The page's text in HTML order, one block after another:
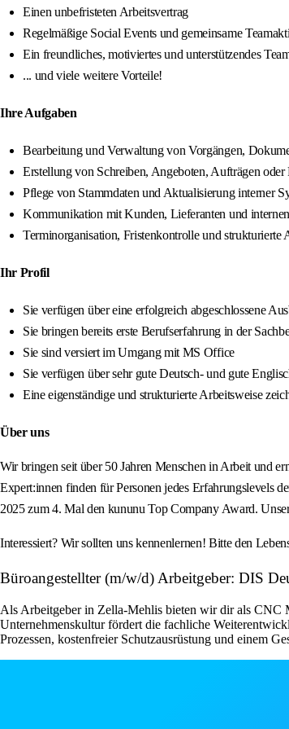
Einen unbefristeten Arbeitsvertrag
Regelmäßige Social Events und gemeinsame
Ein freundliches, motiviertes und unterstützendes
... und viele weitere Vorteile!
Ihre Aufgaben
Bearbeitung und Verwaltung von Vorgängen,
Erstellung von Schreiben, Angeboten, Aufträgen oder
Pflege von Stammdaten und Aktualisierung interner
Kommunikation mit Kunden, Lieferanten und
Terminorganisation, Fristenkontrolle und strukturierte
Ihr Profil
Sie verfügen über eine erfolgreich abgeschlossene
Sie bringen bereits erste Berufserfahrung in der
Sie sind versiert im Umgang mit MS Office
Sie verfügen über sehr gute Deutsch- und gute
Eine eigenständige und strukturierte Arbeitsweise
Über uns
Wir bringen seit über 50 Jahren Menschen in Arbeit und
Expert:innen finden für Personen jedes Erfahrungslevels
2025 zum 4. Mal den kununu Top Company Award.
Interessiert? Wir sollten uns kennenlernen! Bitte den
Büroangestellter (m/w/d) Arbeitgeber: DIS
Als Arbeitgeber in Zella-Mehlis bieten wir dir als CNC
Unternehmenskultur fördert die fachliche
Prozessen, kostenfreier Schutzausrüstung und einem